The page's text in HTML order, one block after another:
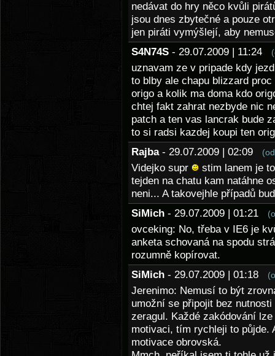
nedávat do hry něco kvůli
jsou dnes zbytečné a pouze
jen piráti vymýšlejí, aby
S4N74S - 29.07.2009 | 11:24
uznavam ze v pripade kdy
to blby ale chapu blizzard
origo a kolik ma doma kdo
chtej fakt zahrat nezbyde nic
patch a ten vas lancrak bude
to si radsi kazdej koupi ten
Rajba - 29.07.2009 | 02:09
Videjko supr
stim lanem je
tejden na chatu kam natáhne
neni... A takovejhle případů
SiMich - 29.07.2009 | 01:21
ovceking: No, třeba v IE6 je
anketa schovaná na spodu
rozumně kopírovat.
SiMich - 29.07.2009 | 01:18
Jerenimo: Nemusí to být
umožní se připojit bez
zeragul. Každé zakódování
motivaci, tím rychleji to půjde.
motivace obrovská.